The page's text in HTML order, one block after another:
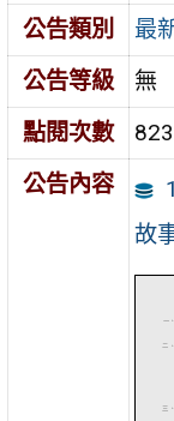
公告類別
最
公告等級
無
點閱次數
823
公告內容
故